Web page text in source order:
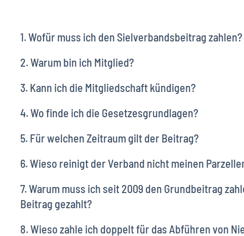
1. Wofür muss ich den Sielverbandsbeitrag zahlen?
2. Warum bin ich Mitglied?
3. Kann ich die Mitgliedschaft kündigen?
4. Wo finde ich die Gesetzesgrundlagen?
5. Für welchen Zeitraum gilt der Beitrag?
6. Wieso reinigt der Verband nicht meinen
7. Warum muss ich seit 2009 den Grundbeitrag
Beitrag gezahlt?
8. Wieso zahle ich doppelt für das Abführen von